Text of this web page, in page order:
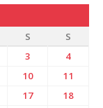
S
S
3
4
10
11
17
18